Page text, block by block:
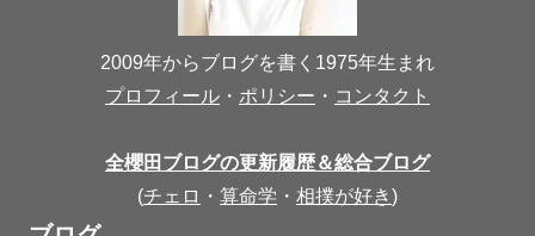
2009年からブログを書く1975年生まれ
プロフィール ・ ポリシー ・ コンタクト
全櫻田ブログの更新履歴＆総合ブログ
(チェロ ・ 算命学 ・ 相撲が好き)